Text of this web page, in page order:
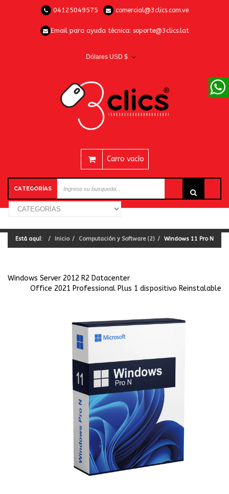
04125049575 comercial@3clics.com.ve
Email para ayuda técnica: soporte@3clics.lat
Dólares USD $
Carro vacío
CATEGORÍAS
Está aquí: Inicio Computación y Software (2) Windows 11 Pro N
Windows Server 2012 R2 Datacenter
Office 2021 Professional Plus 1 dispositivo Reinstalable